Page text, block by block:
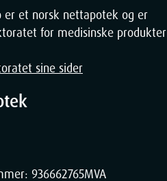
er et norsk nettapotek og er
for medisinske produkter
sine sider
936662765MVA